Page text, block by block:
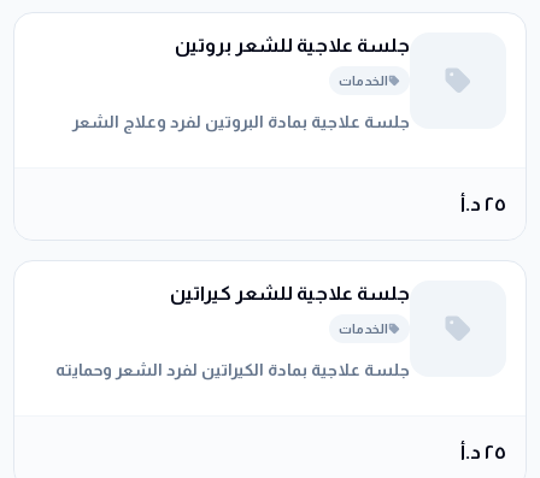
جلسة علاجية للشعر بروتين
الخدمات
جلسة علاجية بمادة البروتين لفرد وعلاج الشعر
٢٥ د.أ
جلسة علاجية للشعر كيراتين
الخدمات
جلسة علاجية بمادة الكيراتين لفرد الشعر وحمايته
٢٥ د.أ